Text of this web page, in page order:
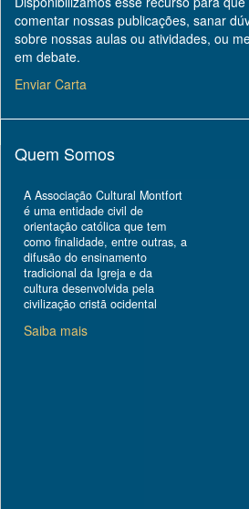
comentar nossas publicações, sanar
sobre nossas aulas ou atividades, ou
em debate.
Enviar Carta
Quem Somos
A Associação Cultural Montfort
é uma entidade civil de
orientação católica que tem
como finalidade, entre outras, a
difusão do ensinamento
tradicional da Igreja e da
cultura desenvolvida pela
civilização cristã ocidental
Saiba mais